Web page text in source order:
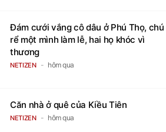
Đám cưới vắng cô dâu ở Phú Thọ, chú
rể một mình làm lễ, hai họ khóc vì
thương
NETIZEN hôm qua
Căn nhà ở quê của Kiều Tiên
NETIZEN hôm qua